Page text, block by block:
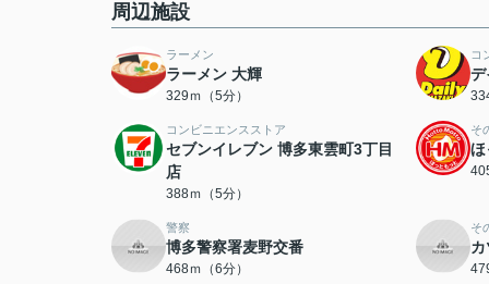
周辺施設
ラーメン
ラーメン 大輝
329ｍ（5分）
コ
デ
コンビニエンスストア
セブンイレブン 博多東雲町3丁目
店
388ｍ（5分）
そ
ほ
警察
博多警察署麦野交番
468ｍ（6分）
そ